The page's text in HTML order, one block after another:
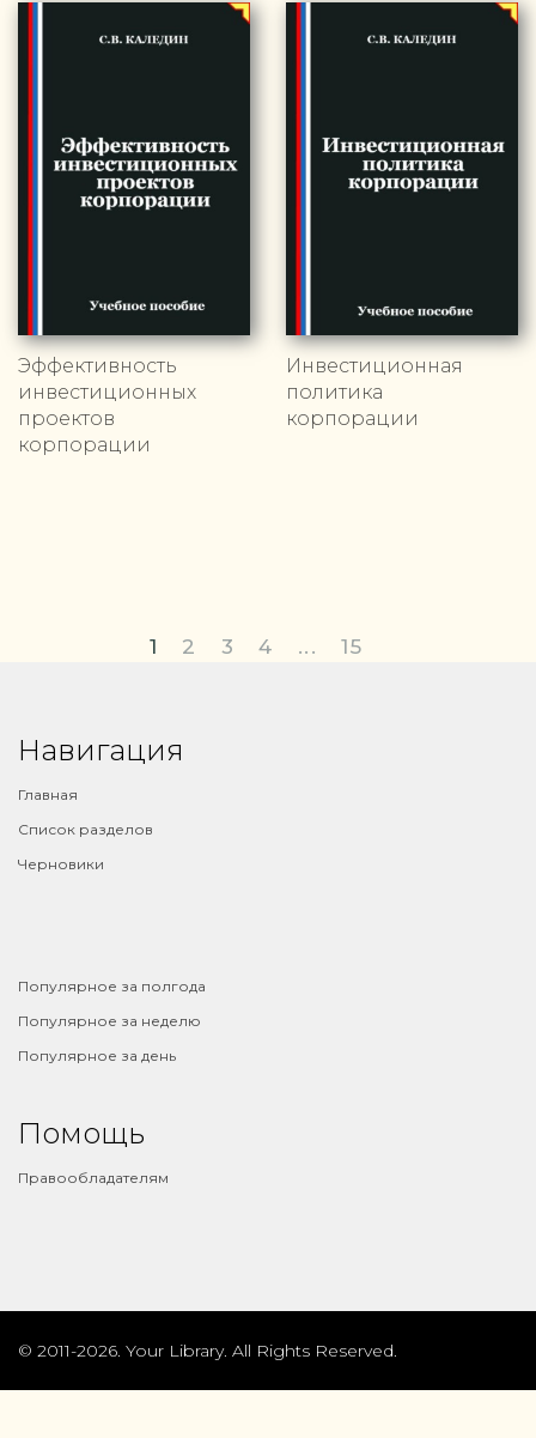
Эффективность
инвестиционных
проектов
корпорации
Инвестиционная
политика
корпорации
1 2 3 4 ... 15
Навигация
Главная
Список разделов
Черновики
Популярное за полгода
Популярное за неделю
Популярное за день
Помощь
Правообладателям
© 2011-2026. Your Library. All Rights Reserved.